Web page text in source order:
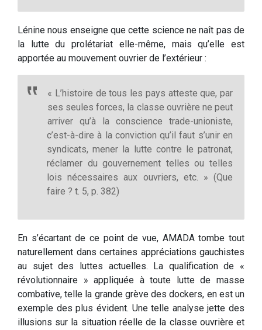
Lénine nous enseigne que cette science ne naît pas de
la lutte du prolétariat elle-même, mais qu’elle est
apportée au mouvement ouvrier de l’extérieur :
« L’histoire de tous les pays atteste que, par
ses seules forces, la classe ouvrière ne peut
arriver qu’à la conscience trade-unioniste,
c’est-à-dire à la conviction qu’il faut s’unir en
syndicats, mener la lutte contre le patronat,
réclamer du gouvernement telles ou telles
lois nécessaires aux ouvriers, etc. » (Que
faire ? t. 5, p. 382)
En s’écartant de ce point de vue, AMADA tombe tout
naturellement dans certaines appréciations gauchistes
au sujet des luttes actuelles. La qualification de «
révolutionnaire » appliquée à toute lutte de masse
combative, telle la grande grève des dockers, en est un
exemple des plus évident. Une telle analyse jette des
illusions sur la situation réelle de la classe ouvrière et